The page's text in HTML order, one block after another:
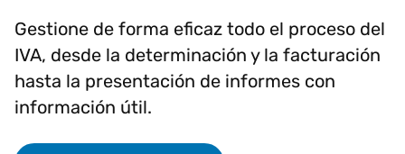
Gestione de forma eficaz todo el proceso del
IVA, desde la determinación y la facturación
hasta la presentación de informes con
información útil.